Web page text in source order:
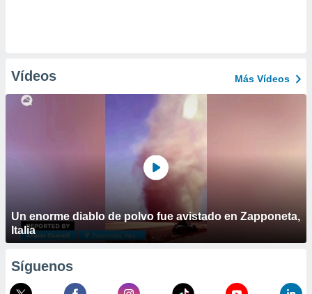
Vídeos Más Vídeos
Un enorme diablo de polvo fue avistado en Zapponeta,
Italia
Síguenos